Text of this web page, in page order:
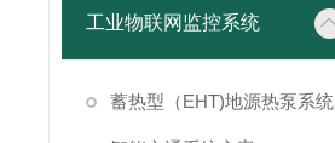
工业物联网监控系统
蓄热型（EHT)地源热泵系统